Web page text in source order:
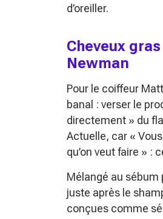
d’oreiller.
Cheveux
Newman
Pour le coiffeur
banal : verser le
directement » du
Actuelle, car «
qu’on veut faire » :
Mélangé au sébum
juste après le
conçues comme